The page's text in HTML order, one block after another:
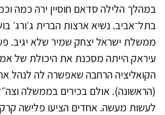
במהלך הלילה סדאם חוסיין ירה כמה
בתל־אביב. נשיא ארצות הברית ג׳ורג׳
ממשלת ישראל יצחק שמיר שלא יגיב.
עיראק הייתה מסכנת את היכולת של
הקואליציה הרחבה שאפשרה לה לנהל
(הראשונה). אולם בכירים בממשלה
לעשות מעשה. אחדים הציעו פלישה